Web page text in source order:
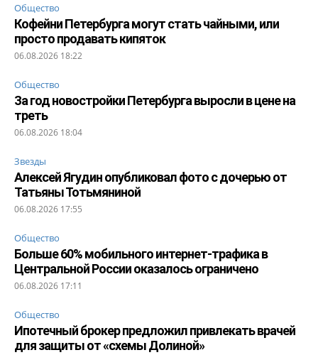
Общество
Кофейни Петербурга могут стать чайными, или
просто продавать кипяток
06.08.2026 18:22
Общество
За год новостройки Петербурга выросли в цене на
треть
06.08.2026 18:04
Звезды
Алексей Ягудин опубликовал фото с дочерью от
Татьяны Тотьмяниной
06.08.2026 17:55
Общество
Больше 60% мобильного интернет-трафика в
Центральной России оказалось ограничено
06.08.2026 17:11
Общество
Ипотечный брокер предложил привлекать врачей
для защиты от «схемы Долиной»